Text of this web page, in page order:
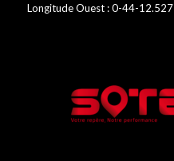
Longitude Ouest : 0-44-12.527